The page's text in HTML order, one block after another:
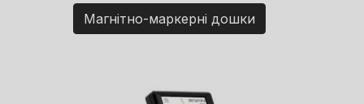
Магнітно-маркерні дошки